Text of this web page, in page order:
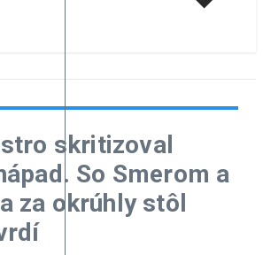
skritizoval
So Smerom a
za okrúhly stôl